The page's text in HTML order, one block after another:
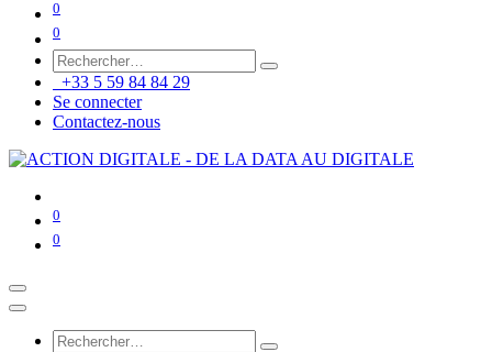
0
0
+33 5 59 84 84 29
Se connecter
Contactez-nous
0
0